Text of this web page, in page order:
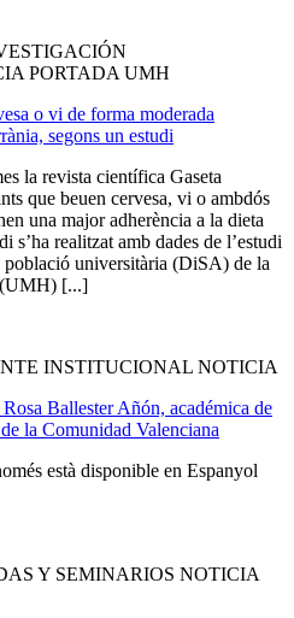
PORTADA UMH
o vi de forma moderada
segons un estudi
la revista científica Gaseta
que beuen cervesa, vi o ambdós
una major adherència a la dieta
s’ha realitzat amb dades de l’estudi
universitària (DiSA) de la
[...]
INSTITUCIONAL NOTICIA
Ballester Añón, académica de
la Comunidad Valenciana
està disponible en Espanyol
Y SEMINARIOS NOTICIA